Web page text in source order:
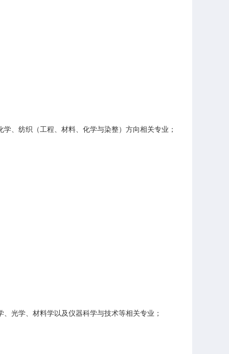
、纺织（工程、材料、化学与染整）方向相关专业；
光学、材料学以及仪器科学与技术等相关专业；